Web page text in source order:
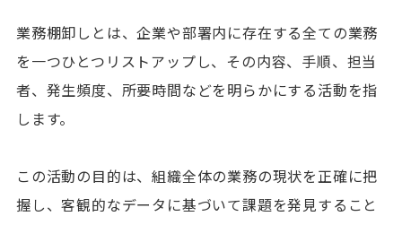
業務棚卸しとは、企業や部署内に存在する全ての業務
を一つひとつリストアップし、その内容、手順、担当
者、発生頻度、所要時間などを明らかにする活動を指
します。
この活動の目的は、組織全体の業務の現状を正確に把
握し、客観的なデータに基づいて課題を発見すること